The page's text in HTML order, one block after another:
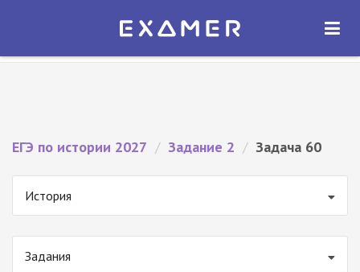
Экзамер — ЕГЭ 2027
ОТКРЫТЬ
ЕГЭ по истории 2027 / Задание 2 / Задача 60
История
Задания